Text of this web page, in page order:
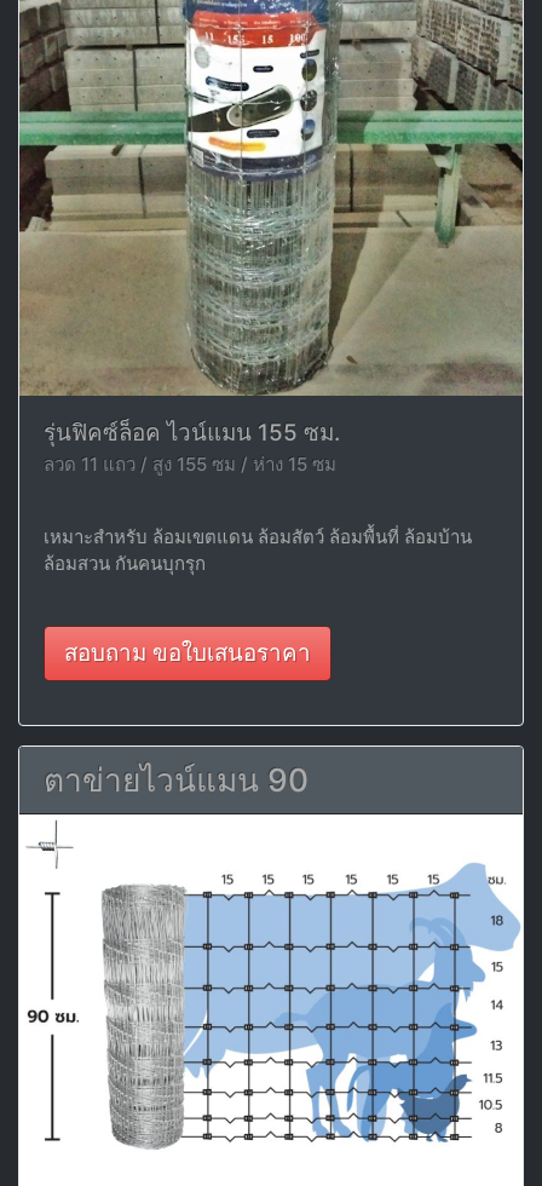
รุ่นฟิคซ์ล็อค ไวน์แมน 155 ซม.
ลวด 11 แถว / สูง 155 ซม / ห่าง 15 ซม
เหมาะสำหรับ ล้อมเขตแดน ล้อมสัตว์ ล้อมพื้นที่ ล้อมบ้าน
ล้อมสวน กันคนบุกรุก
สอบถาม ขอใบเสนอราคา
ตาข่ายไวน์แมน 90